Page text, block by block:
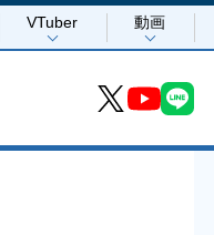
VTuber 動画